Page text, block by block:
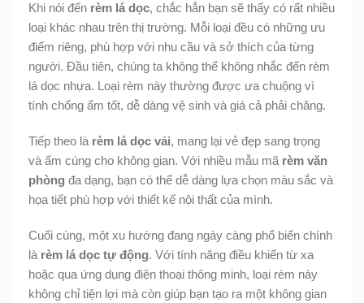
Khi nói đến rèm lá dọc, chắc hẳn bạn sẽ thấy có rất nhiều
loại khác nhau trên thị trường. Mỗi loại đều có những ưu
điểm riêng, phù hợp với nhu cầu và sở thích của từng
người. Đầu tiên, chúng ta không thể không nhắc đến rèm
lá dọc nhựa. Loại rèm này thường được ưa chuộng vì
tính chống ẩm tốt, dễ dàng vệ sinh và giá cả phải chăng.
Tiếp theo là rèm lá dọc vải, mang lại vẻ đẹp sang trọng
và ấm cúng cho không gian. Với nhiều mẫu mã rèm văn
phòng đa dạng, bạn có thể dễ dàng lựa chọn màu sắc và
họa tiết phù hợp với thiết kế nội thất của mình.
Cuối cùng, một xu hướng đang ngày càng phổ biến chính
là rèm lá dọc tự động. Với tính năng điều khiển từ xa
hoặc qua ứng dụng điện thoại thông minh, loại rèm này
không chỉ tiện lợi mà còn giúp bạn tạo ra một không gian